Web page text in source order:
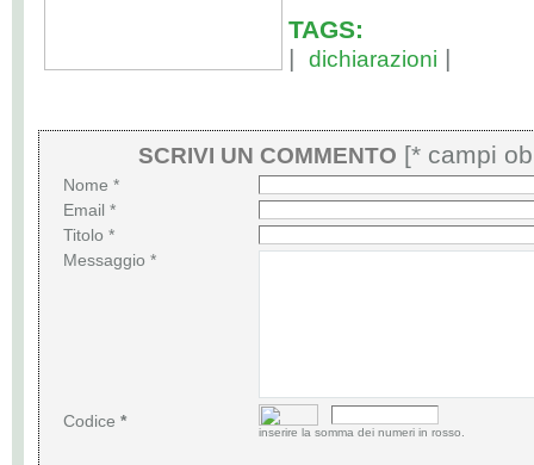
TAGS:
| dichiarazioni |
SCRIVI UN COMMENTO [* campi
Nome *
Email *
Titolo *
Messaggio *
Codice*
inserire la somma dei numeri in rosso.